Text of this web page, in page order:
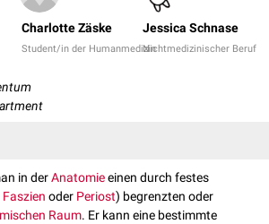
Charlotte Zäske
Student/in der Humanmedizin
Jessica Schnase
Nichtmedizinischer Beruf
in derAnatomieeinen durch festes
Faszien oder Periost) begrenzten oder
Raum. Er kann eine bestimmte